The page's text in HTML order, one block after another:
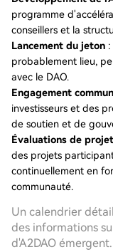
programme
conseillers et la
Lancement du jeton
probablement lieu,
avec le DAO.
Engagement
investisseurs et des
de soutien et de
Évaluations de
des projets
continuellement en
communauté.
Un calendrier
des informations
d'A2DAO émergent.